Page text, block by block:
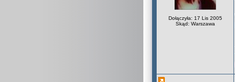
Dołączyła: 17 Lis 2005
Skąd: Warszawa